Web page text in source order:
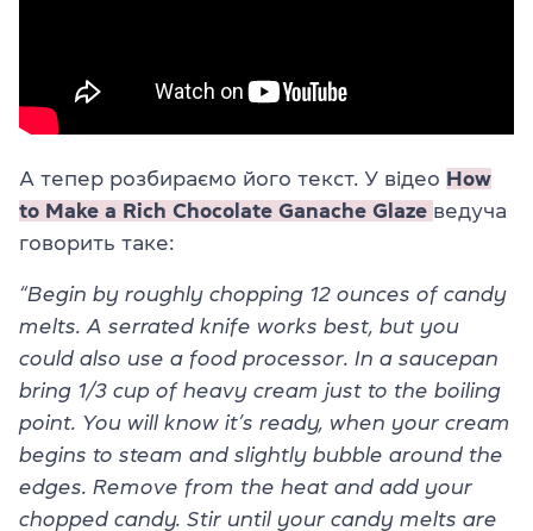
А тепер розбираємо його текст. У відео How
to Make a Rich Chocolate Ganache Glaze ведуча
говорить таке:
“Begin by roughly chopping 12 ounces of candy
melts. A serrated knife works best, but you
could also use a food processor. In a saucepan
bring 1/3 cup of heavy cream just to the boiling
point. You will know it’s ready, when your cream
begins to steam and slightly bubble around the
edges. Remove from the heat and add your
chopped candy. Stir until your candy melts are